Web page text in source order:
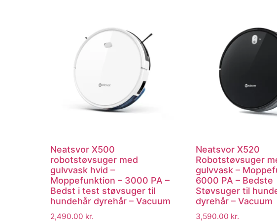
Neatsvor X500
robotstøvsuger med
gulvvask hvid –
Moppefunktion – 3000 PA –
Bedst i test støvsuger til
hundehår dyrehår – Vacuum
2,490.00 kr.
Neatsvor X520
Robotstøvsuger
gulvvask –
6000 PA – Bedste
Støvsuger til
dyrehår – Vacuum
3,590.00 kr.